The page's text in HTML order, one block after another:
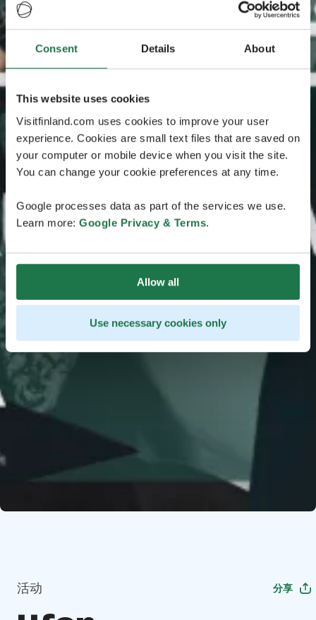
Consent Details About
This website uses cookies
Visitfinland.com uses cookies to improve your user
experience. Cookies are small text files that are saved on
your computer or mobile device when you visit the site.
You can change your cookie preferences at any time.
Google processes data as part of the services we use.
Learn more: Google Privacy & Terms.
Allow all
Use necessary cookies only
活动 分享